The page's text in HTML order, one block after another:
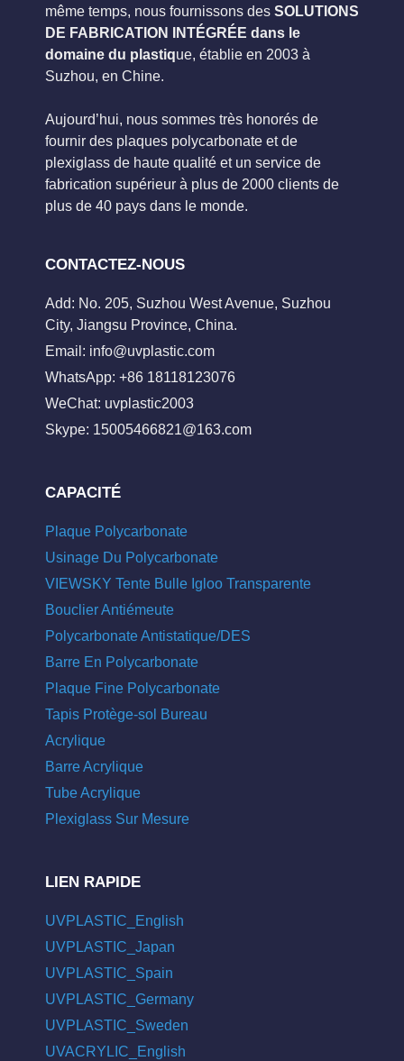
même temps, nous fournissons des SOLUTIONS
DE FABRICATION INTÉGRÉE dans le
domaine du plastique, établie en 2003 à
Suzhou, en Chine.
Aujourd’hui, nous sommes très honorés de
fournir des plaques polycarbonate et de
plexiglass de haute qualité et un service de
fabrication supérieur à plus de 2000 clients de
plus de 40 pays dans le monde.
CONTACTEZ-NOUS
Add: No. 205, Suzhou West Avenue, Suzhou
City, Jiangsu Province, China.
Email: info@uvplastic.com
WhatsApp: +86 18118123076
WeChat: uvplastic2003
Skype: 15005466821@163.com
CAPACITÉ
Plaque Polycarbonate
Usinage Du Polycarbonate
VIEWSKY Tente Bulle Igloo Transparente
Bouclier Antiémeute
Polycarbonate Antistatique/DES
Barre En Polycarbonate
Plaque Fine Polycarbonate
Tapis Protège-sol Bureau
Acrylique
Barre Acrylique
Tube Acrylique
Plexiglass Sur Mesure
LIEN RAPIDE
UVPLASTIC_English
UVPLASTIC_Japan
UVPLASTIC_Spain
UVPLASTIC_Germany
UVPLASTIC_Sweden
UVACRYLIC_English